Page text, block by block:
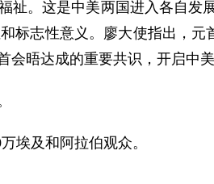
。这是中美两国进入各自发
志性意义。廖大使指出，元
晤达成的重要共识，开启中美
埃及和阿拉伯观众。